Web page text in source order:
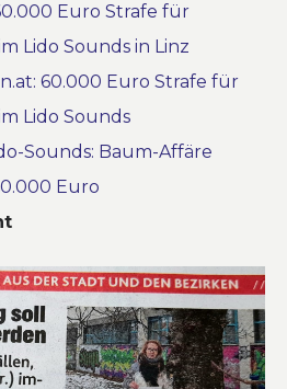
Euro Strafe für
Lido Sounds in Linz
60.000 Euro Strafe für
Lido Sounds
Sounds: Baum-Affäre
Euro